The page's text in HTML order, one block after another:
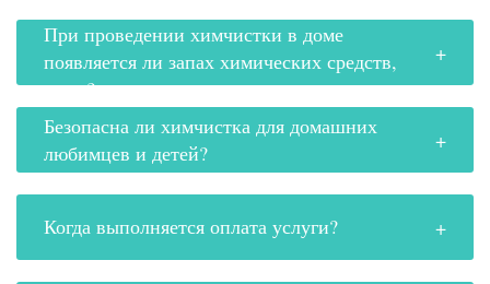
При проведении химчистки в доме
появляется ли запах химических средств,
грязь?
Безопасна ли химчистка для домашних
любимцев и детей?
Когда выполняется оплата услуги?